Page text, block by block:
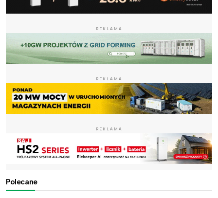
REKLAMA
REKLAMA
REKLAMA
Polecane